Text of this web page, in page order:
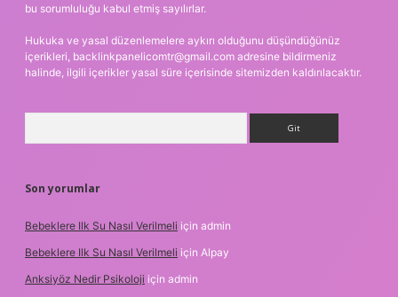
bu sorumluluğu kabul etmiş sayılırlar.
Hukuka ve yasal düzenlemelere aykırı olduğunu düşündüğünüz
içerikleri, backlinkpanelicomtr@gmail.com adresine bildirmeniz
halinde, ilgili içerikler yasal süre içerisinde sitemizden kaldırılacaktır.
Son yorumlar
Bebeklere Ilk Su Nasıl Verilmeli için admin
Bebeklere Ilk Su Nasıl Verilmeli için Alpay
Anksiyöz Nedir Psikoloji için admin